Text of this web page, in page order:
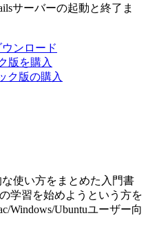
サーバーの起動と終了ま
ンロード
版を購入
ク版の購入
使い方をまとめた入門書
学習を始めようという方を
Windows/Ubuntuユーザー向